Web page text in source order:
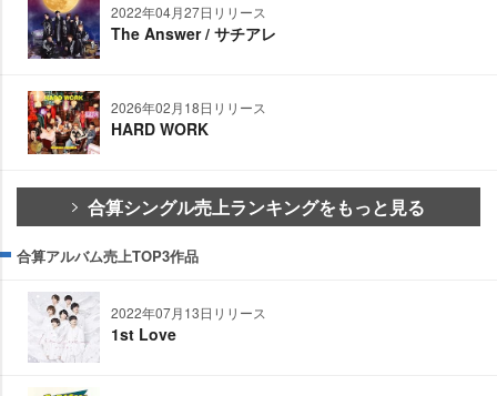
2022年04月27日リリース
The Answer / サチアレ
2026年02月18日リリース
HARD WORK
合算シングル売上ランキングをもっと見る
合算アルバム売上TOP3作品
2022年07月13日リリース
1st Love